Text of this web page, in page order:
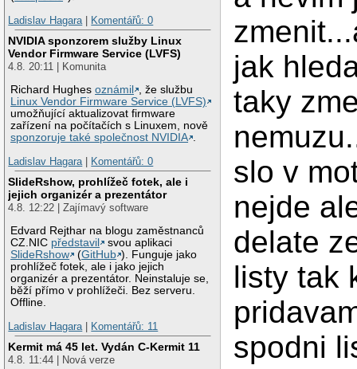
Ladislav Hagara
Komentářů: 0
NVIDIA sponzorem služby Linux
Vendor Firmware Service (LVFS)
4.8. 20:11 | Komunita
Richard Hughesoznámil
, že službu
Linux Vendor Firmware Service (LVFS)
umožňující aktualizovat firmware
zařízení na počítačích s Linuxem, nově
sponzoruje také společnost NVIDIA .
Ladislav Hagara | Komentářů: 0
SlideRshow, prohlížeč fotek, ale i
jejich organizér a prezentátor
4.8. 12:22 | Zajímavý software
Edvard Rejthar na blogu zaměstnanců
CZ.NIC představil
svou aplikaci
SlideRshow
(GitHub ). Funguje jako
prohlížeč fotek, ale i jako jejich
organizér a prezentátor. Neinstaluje se,
běží přímo v prohlížeči. Bez serveru.
Offline.
Ladislav Hagara | Komentářů: 11
Kermit má 45 let. Vydán C-Kermit 11
4.8. 11:44 | Nová verze
jak
taky
slo v
nejde
delate
listy tak
spodni